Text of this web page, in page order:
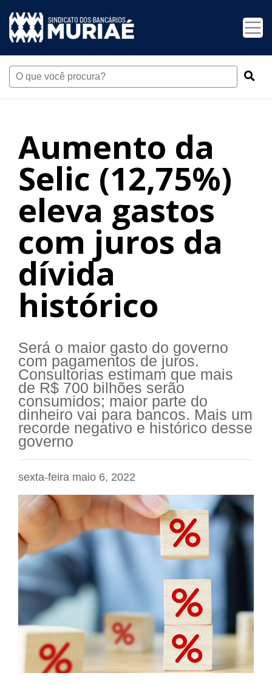
Aumento da
Selic (12,75%)
eleva gastos
com juros da
dívida
histórico
Será o maior gasto do governo
com pagamentos de juros.
Consultorias estimam que mais
de R$ 700 bilhões serão
consumidos; maior parte do
dinheiro vai para bancos. Mais um
recorde negativo e histórico desse
governo
sexta-feira maio 6, 2022